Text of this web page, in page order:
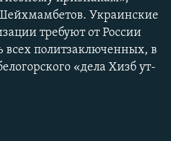
Украинские
требуют от России
всех политзаключенных, в
«дела Хизб ут-